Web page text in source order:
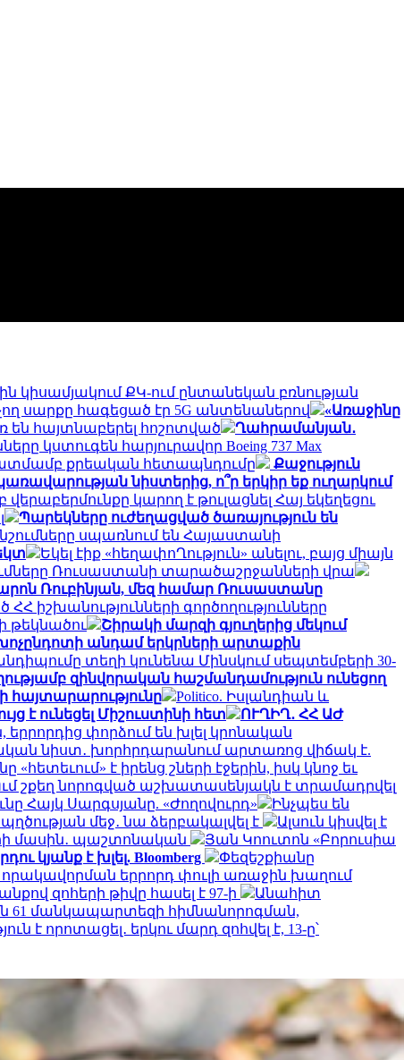
կիսամյակում ՔԿ-ում ընտանեկան բռնության
սարքը հագեցած էր 5G անտենաներով
«Առաջինը
են հայտնաբերել հոշոտված
Ղահրամանյան․
կստուգեն հարյուրավոր Boeing 737 Max
քրեական հետապնդումը
Քաջություն
նիստերից, ո՞ր երկիր եք ուղարկում
կարող է թուլացնել Հայ եկեղեցու
Պարեկները ուժեղացված ծառայություն են
սպառնում են Հայաստանի
Եկել էիք «հեղափոՂություն» անելու, բայց միայն
Ռուսաստանի տարածաշրջանների վրա
Ռուբինյան, մեզ համար Ռուսաստանը
իշխանությունների գործողությունները
թեկնածու
Շիրակի մարզի գյուղերից մեկում
անդամ երկրների արտաքին
տեղի կունենա Մինսկում սեպտեմբերի 30-
զինվորական հաշմանդամություն ունեցող
հայտարարությունը
Politico. Իսլանդիան և
է ունեցել Միշուստինի հետ
ՈՒՂԻՂ․ ՀՀ ԱԺ
երրորդից փորձում են խլել կրոնական
նիստ․ խորհրդարանում արտառոց վիճակ է.
է իրենց շների էջերին, իսկ կնոջ եւ
շքեղ նորոգված աշխատասենյակն է տրամադրվել
Հայկ Սարգսյանը. «Ժողովուրդ»
Ինչպես են
մեջ․ նա ձերբակալվել է
Ալսուն կիսվել է
մասին․ պաշտոնական
Յան Կոուտոն «Բորուսիա
կյանք է խլել. Bloomberg
Փեզեշքիանը
որակավորման երրորդ փուլի առաջին խաղում
զոհերի թիվը հասել է 97-ի
Անահիտ
61 մանկապարտեզի հիմնանորոգման,
է որոտացել․ երկու մարդ զոհվել է, 13-ը՝